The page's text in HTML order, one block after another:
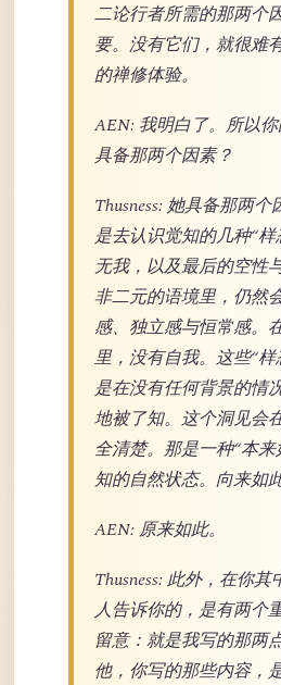
二论行者所需的那两个
要。没有它们，就很难
的禅修体验。
AEN: 我明白了。所以
具备那两个因素？
Thusness: 她具备那两
是去认识觉知的几种“样
无我，以及最后的空性
非二元的语境里，仍然
感、独立感与恒常感。
里，没有自我。这些“样
是在没有任何背景的情
地被了知。这个洞见会
全清楚。那是一种“本
知的自然状态。向来如此
AEN: 原来如此。
Thusness: 此外，在你
人告诉你的，是有两个
留意：就是我写的那两
他，你写的那些内容，